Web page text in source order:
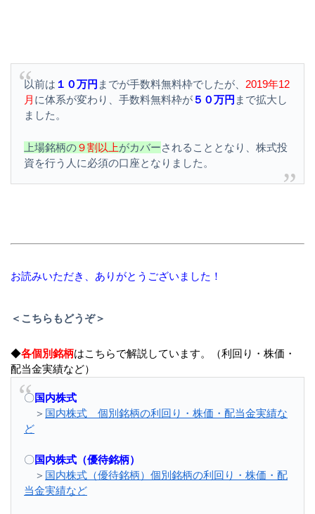
以前は １０万円 までが手数料無料枠でしたが、 2019年12
月 に体系が変わり、手数料無料枠が５０万円 まで拡大し
ました。
上場銘柄の９割以上がカバーされることとなり、株式投
資を行う人に必須の口座となりました。
お読みいただき、ありがとうございました！
＜こちらもどうぞ＞
◆各個別銘柄はこちらで解説しています。（利回り・株価・
配当金実績など）
〇国内株式
＞ 国内株式 個別銘柄の利回り・株価・配当金実績な
ど
〇国内株式（優待銘柄）
＞ 国内株式（優待銘柄）個別銘柄の利回り・株価・配
当金実績など